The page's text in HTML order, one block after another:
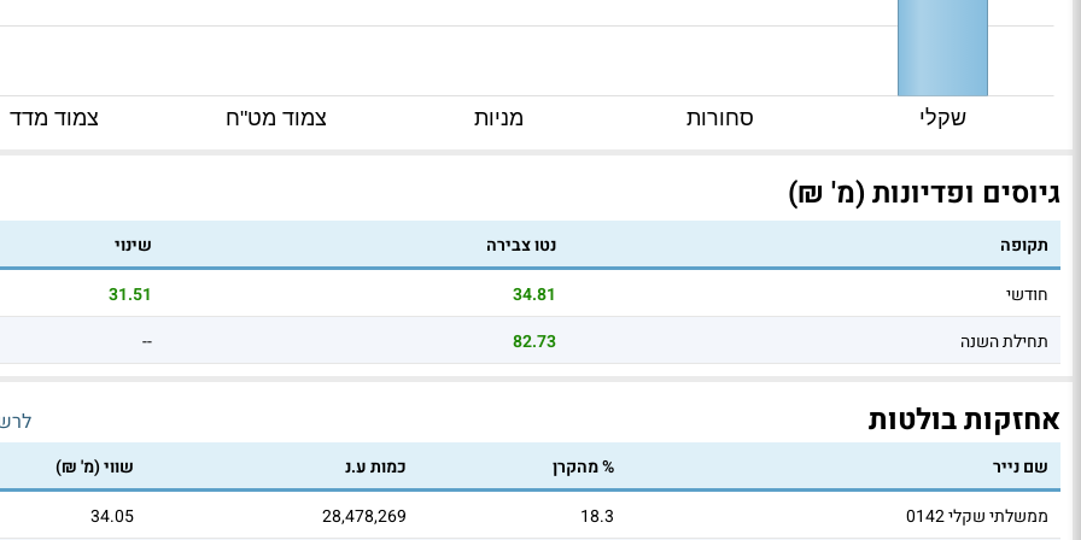
צמוד מדד צמוד מט"ח מניות סחורות שקלי
גיוסים ופדיונות (מ' ₪)
תקופה נטו צבירה
שינוי
חודשי
34.81
31.51
תחילת השנה
82.73
--
אחזקות בולטות
שם נייר % מהקרן כמות ע.נ
שווי (מ' ₪)
ממשלתי שקלי 0142
18.3
28,478,269
34.05